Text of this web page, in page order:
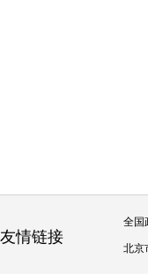
友情链接
全国
北京